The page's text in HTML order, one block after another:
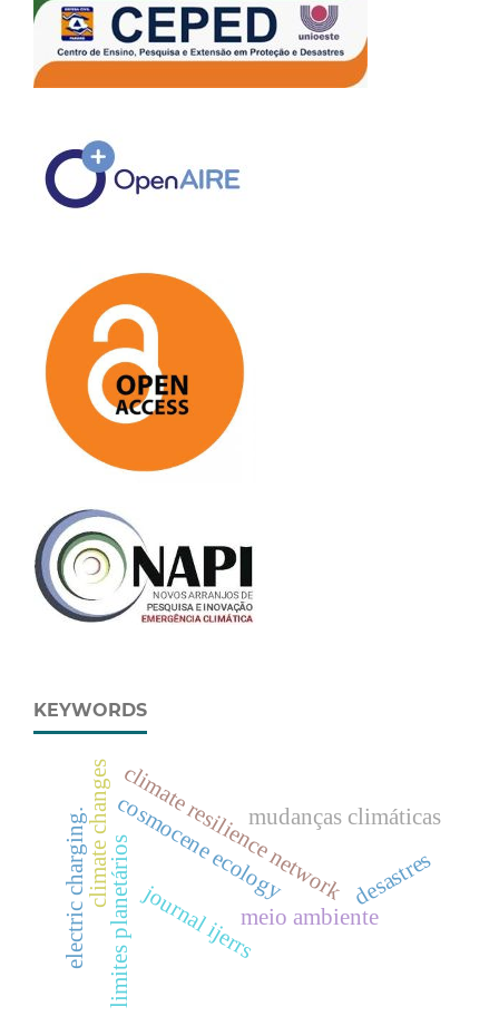
KEYWORDS
journal ijerrs
climate resilience network
cosmocene ecology
climate changes mudanças climáticas
meio ambiente
desastres
limites planetários
electric charging.